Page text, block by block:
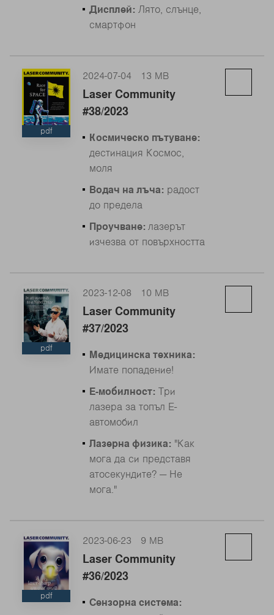
Дисплей: Лято, слънце,
смартфон
pdf
2024-07-04 13 MB
Laser Community
#38/2023
Космическо пътуване:
дестинация Космос,
моля
Водач на лъча: радост
до предела
Проучване: лазерът
изчезва от повърхността
pdf
2023-12-08 10 MB
Laser Community
#37/2023
Медицинска техника:
Имате попадение!
Е-мобилност: Три
лазера за топъл Е-
автомобил
Лазерна физика: "Как
мога да си представя
атосекундите? — Не
мога."
pdf
2023-06-23 9 MB
Laser Community
#36/2023
Сензорна система: